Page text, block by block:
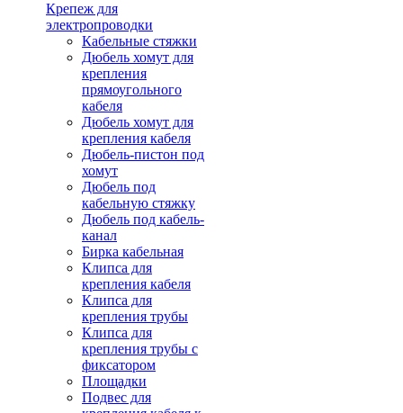
Крепеж для
электропроводки
Кабельные стяжки
Дюбель хомут для
крепления
прямоугольного
кабеля
Дюбель хомут для
крепления кабеля
Дюбель-пистон под
хомут
Дюбель под
кабельную стяжку
Дюбель под кабель-
канал
Бирка кабельная
Клипса для
крепления кабеля
Клипса для
крепления трубы
Клипса для
крепления трубы с
фиксатором
Площадки
Подвес для